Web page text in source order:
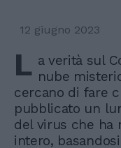
12 giugno 2023
L a verità sul
nube
cercano di fare
pubblicato un
del virus che ha
intero,